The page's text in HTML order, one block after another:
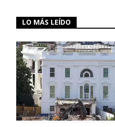
LO MÁS LEÍDO